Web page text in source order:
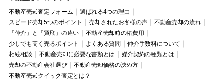
不動産売却査定フォーム
選ばれる4つの理由
スピード売却5つのポイント
売却されたお客様の声
不動産売却の流れ
「仲介」と「買取」の違い
不動産売却時の諸費用
少しでも高く売るポイント
よくある質問
仲介手数料について
相続相談
不動産売却に必要な書類とは
媒介契約の種類とは
売却の不動産会社選び
不動産売却価格の決め方
不動産売却クイック査定とは？